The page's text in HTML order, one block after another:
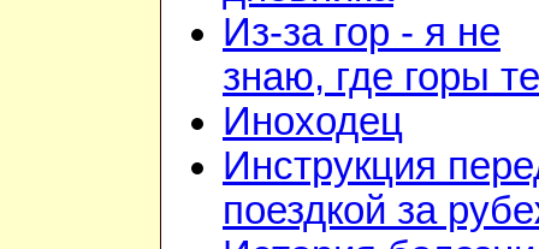
Из-за гор - я не
знаю, где горы те
Иноходец
Инструкция
поездкой за